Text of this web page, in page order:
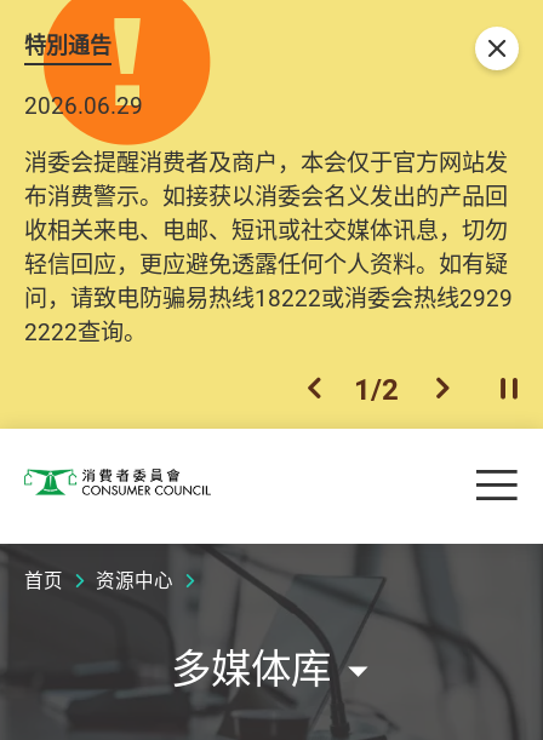
特別通告
2026.06.29
消委会提醒消费者及商户，本会仅于官方网站发
布消费警示。如接获以消委会名义发出的产品回
收相关来电、电邮、短讯或社交媒体讯息，切勿
轻信回应，更应避免透露任何个人资料。如有疑
问，请致电防骗易热线18222或消委会热线2929
2222查询。
2025.10.31
为提升使用者体验及网络安全，本会的投诉处理
系统已经进行升级及推出新功能。由2025年11月
10日起，消费者需要提供基本联络资料（包括姓
名、电邮及电话）注册帐户，才可提交投诉、查
询及建议。所有提交纪录将清晰整合于帐户中，
方便日后作出跟进。
上一个
2/2 下一个开
关闭
消费者委员会 目
首页 资源中心
多媒体库